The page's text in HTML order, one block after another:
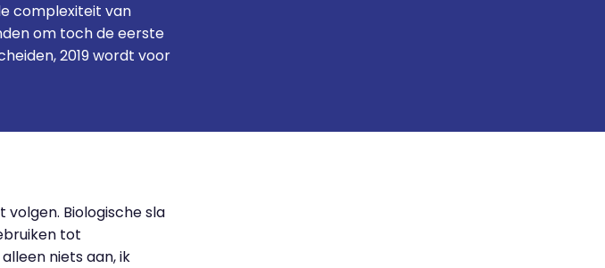
complexiteit van
om toch de eerste
2019 wordt voor
Biologische sla
tot
niets aan, ik